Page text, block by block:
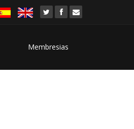
Membresias